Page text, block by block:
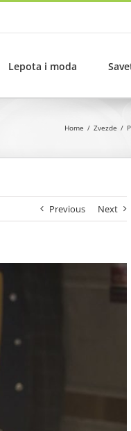
Lepota i moda
Home Zvezde
Previous Next